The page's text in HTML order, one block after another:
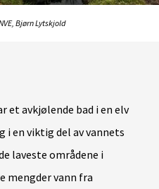
Bjørn Lytskjold
et avkjølende bad i en elv
i en viktig del av vannets
laveste områdene i
mengder vann fra